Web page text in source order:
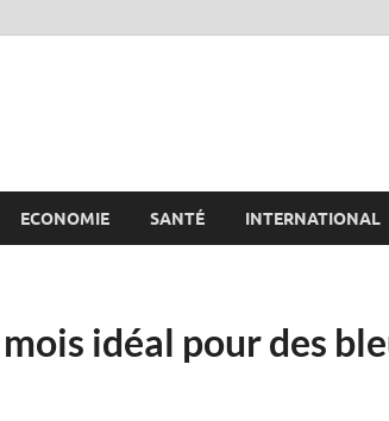
ECONOMIE SANTÉ INTERNATIONAL
idéal pour des